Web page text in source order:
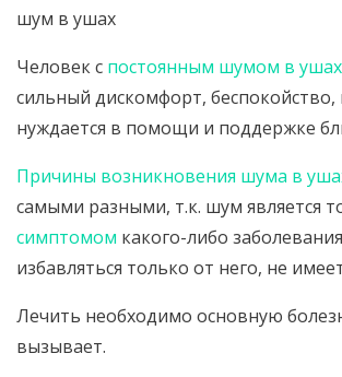
шум в ушах
Человек с постоянным шумом в ушах
сильный дискомфорт, беспокойство,
нуждается в помощи и поддержке
Причины возникновения шума в
самыми разными, т.к. шум является
симптомом какого-либо
избавляться только от него, не
Лечить необходимо основную
вызывает.